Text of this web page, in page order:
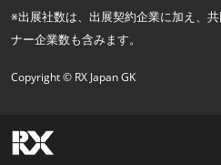
※出展社数は、出展契約企業に加え、
ナー企業数も含みます。
Copyright © RX Japan GK